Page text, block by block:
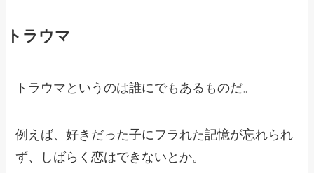
トラウマ
トラウマというのは誰にでもあるものだ。
例えば、好きだった子にフラれた記憶が忘れられ
ず、しばらく恋はできないとか。